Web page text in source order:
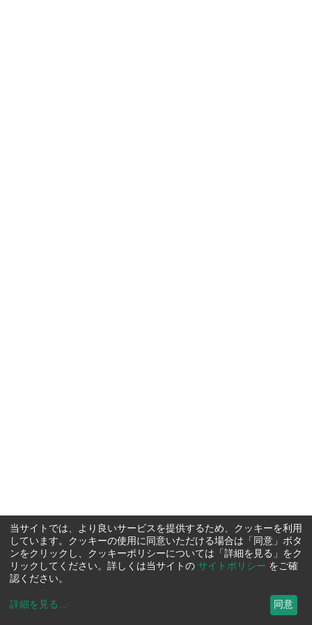
当サイトでは、より良いサービスを提供するため、クッキーを利用
しています。クッキーの使用に同意いただける場合は「同意」ボタ
ンをクリックし、クッキーポリシーについては「詳細を見る」をク
リックしてください。詳しくは当サイトの サイトポリシー をご確
認ください。
詳細を見る ... 同意